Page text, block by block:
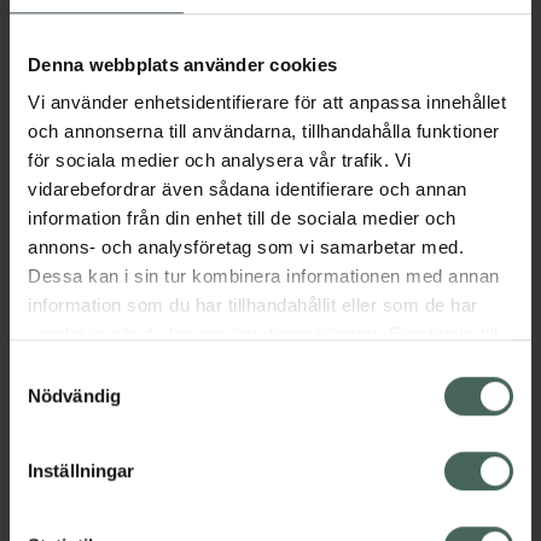
Denna webbplats använder cookies
Vi använder enhetsidentifierare för att anpassa innehållet
och annonserna till användarna, tillhandahålla funktioner
för sociala medier och analysera vår trafik. Vi
vidarebefordrar även sådana identifierare och annan
information från din enhet till de sociala medier och
annons- och analysföretag som vi samarbetar med.
Dessa kan i sin tur kombinera informationen med annan
information som du har tillhandahållit eller som de har
återkalla ditt samtycke via webbplatsens
cookieinställningar. Ett återkallat samtycke påverkar inte
lagligheten av behandling som skett innan återkallelsen.
Nödvändig
Inställningar
kollagensyntesen och bidrar till jämnare
mikrocirkulationen i huden och lämnar en frisk
hy med fin lyster. Innehåller Exo-P som
skyddar huden mot föroreningar. Optimerar
hudens naturliga barriärfunktion och
motverkar tidigt hudåldrande, som resultat av
farliga effekter i miljö och omgivning. Passar
alla åldrar och hudtyper, även känslig hy.
Jämförpris 1926,67 kr/l
Ansiktsrengöring